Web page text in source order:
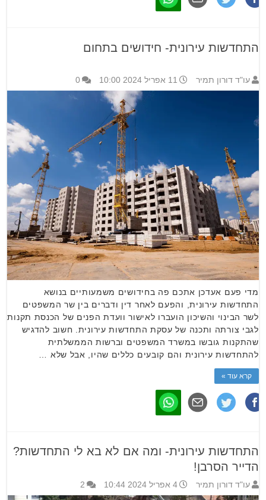
התחדשות עירונית- חידושים בתחום
עו"ד דורון תמיר 11 אפריל 2024 10:00 0
מדי פעם אעדכן אתכם פה בחידושים משמעותיים בנושא
התחדשות עירונית, והפעם לאחר דין ודברים בין שר המשפטים
לשר הבינוי והשיכון הועברו לאישור וועדת הפנים של הכנסת תקנות
לגבי צורתה ותכנה של עסקת התחדשות עירונית. חשוב להדגיש
שהתקנות גובשו במשרד המשפטים וברשות הממשלתית
להתחדשות עירונית והם קובעים כללים שהיו, אבל שלא …
קרא עוד »
התחדשות עירונית- ומה אם לא בא לי התחדשות?
הדייר הסרבן!
עו"ד דורון תמיר 4 אפריל 2024 10:44 2